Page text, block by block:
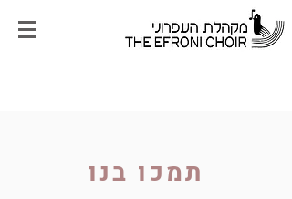
תמכו בנו